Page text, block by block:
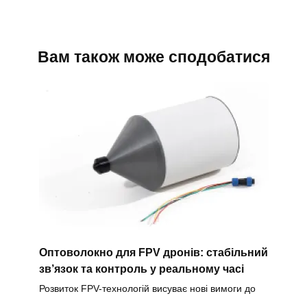
Вам також може сподобатися
Оптоволокно для FPV дронів: стабільний
зв’язок та контроль у реальному часі
Розвиток FPV-технологій висуває нові вимоги до